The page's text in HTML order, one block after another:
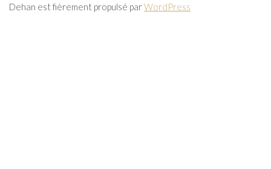
Dehan est fièrement propulsé parWordPress